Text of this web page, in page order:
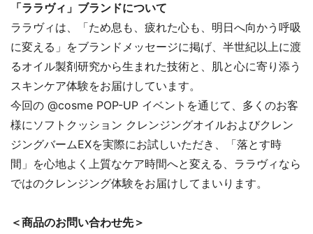
「ララヴィ」ブランドについて
ララヴィは、「ため息も、疲れた心も、明日へ向かう呼吸
に変える」をブランドメッセージに掲げ、半世紀以上に渡
るオイル製剤研究から生まれた技術と、肌と心に寄り添う
スキンケア体験をお届けしています。
今回の @cosme POP-UP イベントを通じて、多くのお客
様にソフトクッション クレンジングオイルおよびクレン
ジングバームEXを実際にお試しいただき、「落とす時
間」を心地よく上質なケア時間へと変える、ララヴィなら
ではのクレンジング体験をお届けしてまいります。
＜商品のお問い合わせ先＞